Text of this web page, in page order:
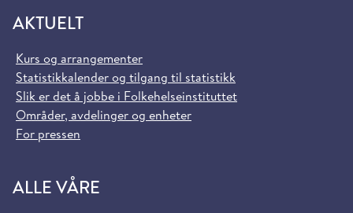
AKTUELT
Kurs og arrangementer
Statistikkalender og tilgang til statistikk
Slik er det å jobbe i Folkehelseinstituttet
Områder, avdelinger og enheter
For pressen
ALLE VÅRE